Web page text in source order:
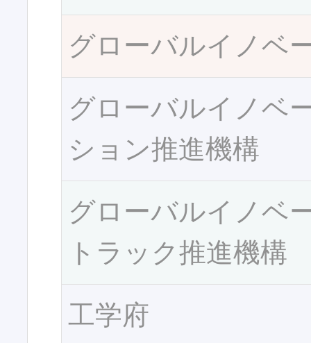
グローバルイノベ
グローバルイノベ
ション推進機構
グローバルイノベ
トラック推進機構
工学府